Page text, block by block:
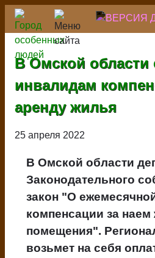
Перейти
основному
содержанию
В Омской области
инвалидам
аренду жилья
25 апреля 2022
В Омской области
Законодательного
закон "О
компенсации за наем
помещения".
возьмет на себя